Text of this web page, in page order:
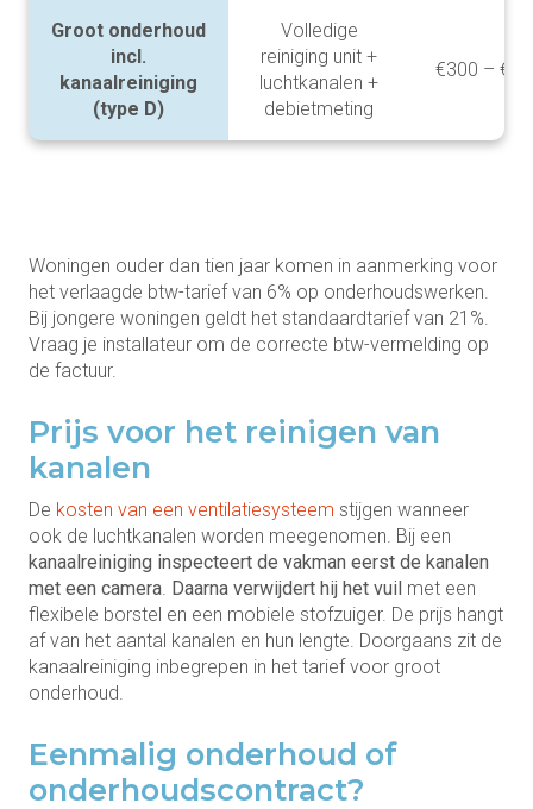
Groot onderhoud
incl.
kanaalreiniging
(type D)
Volledige
reiniging unit +
luchtkanalen +
debietmeting
€300 –
Woningen ouder dan tien jaar komen in aanmerking voor
het verlaagde btw-tarief van 6% op onderhoudswerken.
Bij jongere woningen geldt het standaardtarief van 21%.
Vraag je installateur om de correcte btw-vermelding op
de factuur.
Prijs voor het reinigen van
kanalen
De kosten van een ventilatiesysteem stijgen wanneer
ook de luchtkanalen worden meegenomen. Bij een
kanaalreiniging inspecteert de vakman eerst de kanalen
met een camera. Daarna verwijdert hij het vuil met een
flexibele borstel en een mobiele stofzuiger. De prijs hangt
af van het aantal kanalen en hun lengte. Doorgaans zit de
kanaalreiniging inbegrepen in het tarief voor groot
onderhoud.
Eenmalig onderhoud of
onderhoudscontract?